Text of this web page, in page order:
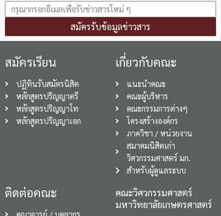
สมัครรับข้อมูลข่าวสาร
สมัครเรียน
ปฏิทินรับสมัครนิสิต
หลักสูตรปริญญาตรี
หลักสูตรปริญญาโท
หลักสูตรปริญญาเอก
เกี่ยวกับคณะ
แนะนำคณะ
คณะผู้บริหาร
คณะกรรมการต่างๆ
โครงสร้างองค์กร
ภาควิชา / หน่วยงาน
สมาคมนิสิตเก่า
วิศวกรรมศาสตร์ มก.
สำหรับผู้ดูแลระบบ
ติดต่อคณะ
คณะวิศวกรรมศาสตร์
มหาวิทยาลัยเกษตรศาสตร์